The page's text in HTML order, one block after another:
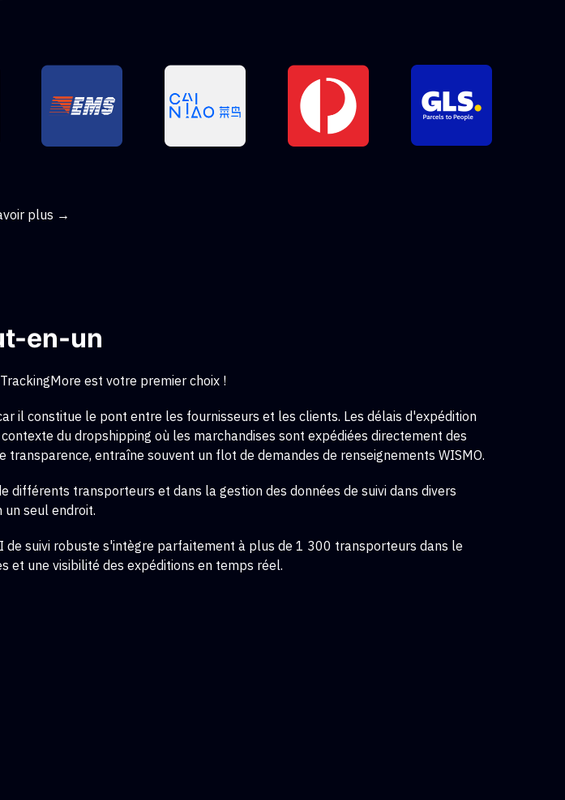
plus →
en-un
est votre premier choix !
il constitue le pont entre les fournisseurs et les clients. Les délais d'expédition
du dropshipping où les marchandises sont expédiées directement des
entraîne souvent un flot de demandes de renseignements WISMO.
différents transporteurs et dans la gestion des données de suivi dans divers
seul endroit.
de suivi robuste s'intègre parfaitement à plus de 1 300 transporteurs dans le
et une visibilité des expéditions en temps réel.